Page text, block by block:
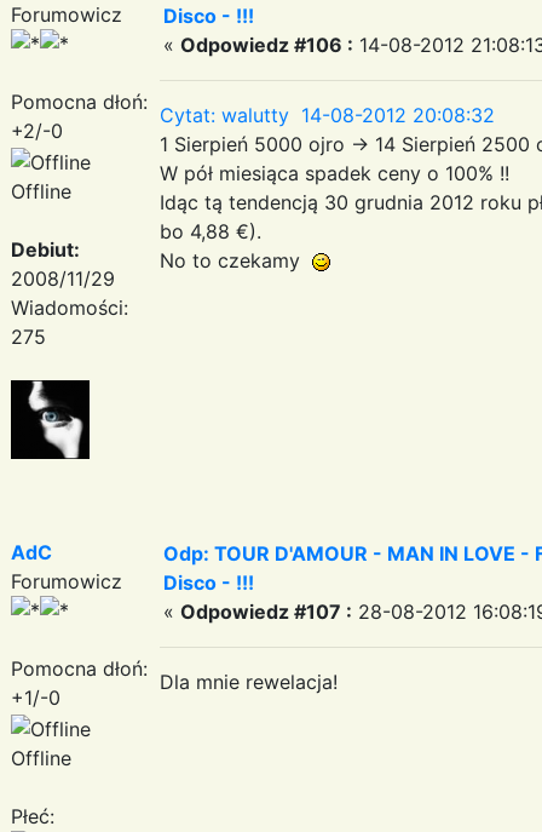
Forumowicz
Pomocna dłoń:
+2/-0
Offline
Debiut:
2008/11/29
Wiadomości:
275
Disco - !!!
« Odpowiedz #106 : 14-08-2012
Cytat: walutty 14-08-2012 20:08:32
1 Sierpień 5000 ojro -> 14 Sierpień
W pół miesiąca spadek ceny o 100% !!
Idąc tą tendencją 30 grudnia 2012 roku
bo 4,88 €).
No to czekamy
AdC
Forumowicz
Pomocna dłoń:
+1/-0
Offline
Płeć:
Odp: TOUR D'AMOUR - MAN IN LOVE
Disco - !!!
« Odpowiedz #107 : 28-08-2012
Dla mnie rewelacja!